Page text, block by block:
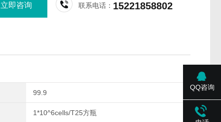
立即咨询 联系电话： 15221858802
99.9
1*10^6cells/T25方瓶
QQ咨询